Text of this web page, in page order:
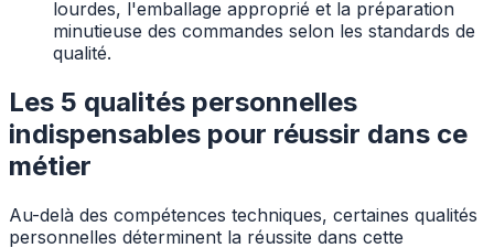
lourdes, l'emballage approprié et la préparation
minutieuse des commandes selon les standards de
qualité.
Les 5 qualités personnelles
indispensables pour réussir dans ce
métier
Au-delà des compétences techniques, certaines qualités
personnelles déterminent la réussite dans cette